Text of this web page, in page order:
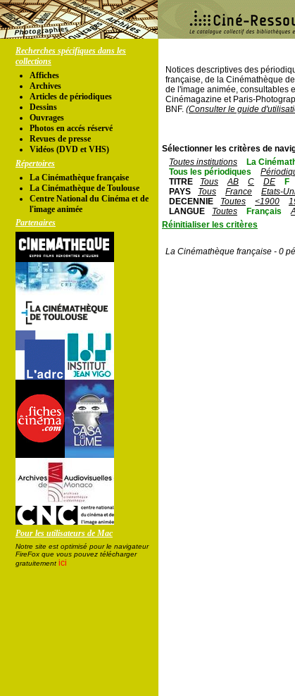
Recherches spécifiques dans les
collections
Affiches
Archives
Articles de périodiques
Dessins
Ouvrages
Photos en accés réservé
Revues de presse
Vidéos (DVD et VHS)
Répertoires
La Cinémathèque française
La Cinémathèque de Toulouse
Centre National du Cinéma et de
l'image animée
Partenaires
Pour les utilisateurs de Mac
Notre site est optimisé pour le navigateur
FireFox que vous pouvez télécharger
gratuitement ici
Notices descriptives des
française, de la Cinémathèque
de l'image animée, consultables
Cinémagazine et Paris-
BNF. (Consulter le guide
Sélectionner les critères de
Toutes institutions
La
Tous les périodiques
TITRE
Tous AB C DE F
PAYS
Tous France Etats-
DECENNIE
Toutes <1900
LANGUE
Toutes Français
Réinitialiser les critères
La Cinémathèque française - 0